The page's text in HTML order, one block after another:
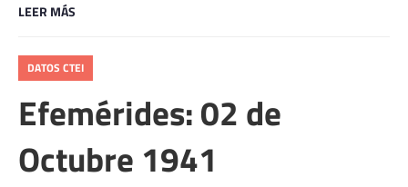
LEER MÁS
DATOS CTEI
Efemérides: 02 de
Octubre 1941